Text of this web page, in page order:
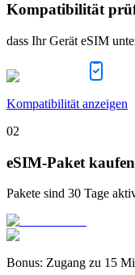
Kompatibilität
dass Ihr Gerät eSIM
Kompatibilität anzeigen
02
eSIM-Paket kaufen
Pakete sind 30 Tage
Bonus: Zugang zu 15